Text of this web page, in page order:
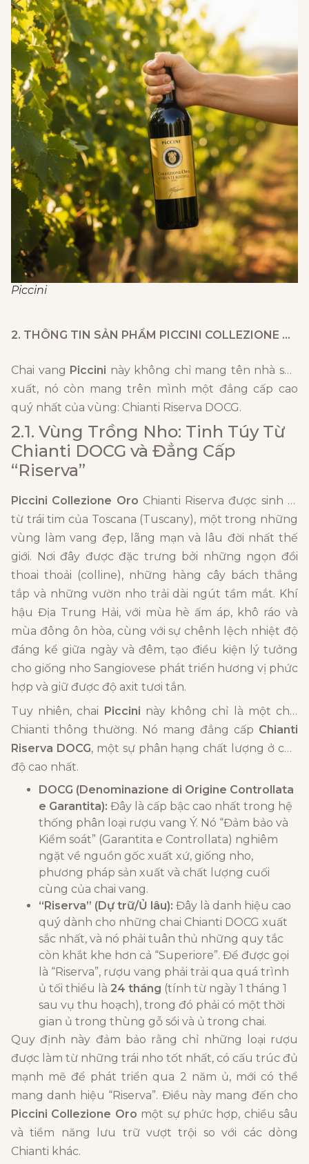
Piccini
2. THÔNG TIN SẢN PHẨM PICCINI COLLEZIONE ORO
Chai vang Piccini này không chỉ mang tên nhà sản
xuất, nó còn mang trên mình một đẳng cấp cao
quý nhất của vùng: Chianti Riserva DOCG.
2.1. Vùng Trồng Nho: Tinh Túy Từ
Chianti DOCG và Đẳng Cấp
“Riserva”
Piccini Collezione Oro Chianti Riserva được sinh ra
từ trái tim của Toscana (Tuscany), một trong những
vùng làm vang đẹp, lãng mạn và lâu đời nhất thế
giới. Nơi đây được đặc trưng bởi những ngọn đồi
thoai thoải (colline), những hàng cây bách thẳng
tắp và những vườn nho trải dài ngút tầm mắt. Khí
hậu Địa Trung Hải, với mùa hè ấm áp, khô ráo và
mùa đông ôn hòa, cùng với sự chênh lệch nhiệt độ
đáng kể giữa ngày và đêm, tạo điều kiện lý tưởng
cho giống nho Sangiovese phát triển hương vị phức
hợp và giữ được độ axit tươi tắn.
Tuy nhiên, chai Piccini này không chỉ là một chai
Chianti thông thường. Nó mang đẳng cấp Chianti
Riserva DOCG, một sự phân hạng chất lượng ở cấp
độ cao nhất.
DOCG (Denominazione di Origine Controllata
e Garantita): Đây là cấp bậc cao nhất trong hệ
thống phân loại rượu vang Ý. Nó “Đảm bảo và
Kiểm soát” (Garantita e Controllata) nghiêm
ngặt về nguồn gốc xuất xứ, giống nho,
phương pháp sản xuất và chất lượng cuối
cùng của chai vang.
“Riserva” (Dự trữ/Ủ lâu): Đây là danh hiệu cao
quý dành cho những chai Chianti DOCG xuất
sắc nhất, và nó phải tuân thủ những quy tắc
còn khắt khe hơn cả “Superiore”. Để được gọi
là “Riserva”, rượu vang phải trải qua quá trình
ủ tối thiểu là 24 tháng (tính từ ngày 1 tháng 1
sau vụ thu hoạch), trong đó phải có một thời
gian ủ trong thùng gỗ sồi và ủ trong chai.
Quy định này đảm bảo rằng chỉ những loại rượu
được làm từ những trái nho tốt nhất, có cấu trúc đủ
mạnh mẽ để phát triển qua 2 năm ủ, mới có thể
mang danh hiệu “Riserva”. Điều này mang đến cho
Piccini Collezione Oro một sự phức hợp, chiều sâu
và tiềm năng lưu trữ vượt trội so với các dòng
Chianti khác.